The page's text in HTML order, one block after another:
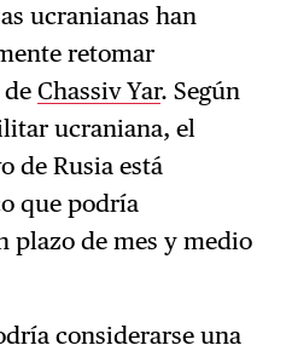
ucranianas han
retomar
Chassiv Yar. Según
ucraniana, el
de Rusia está
que podría
plazo de mes y medio
considerarse una